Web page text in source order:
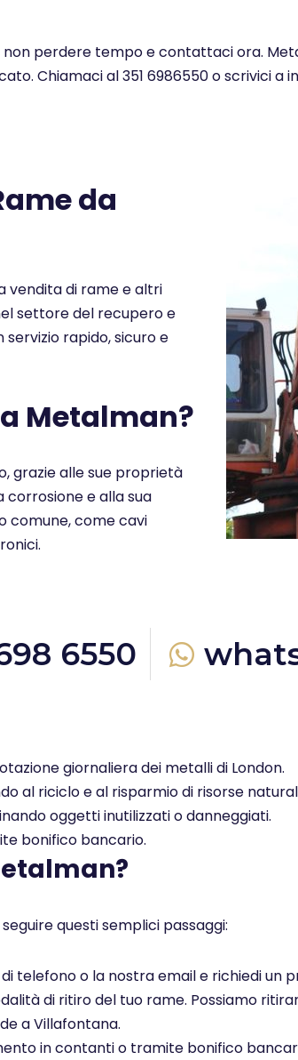
perdere tempo e contattaci ora.
Chiamaci al 351 6986550 o scrivici
da
vendita di rame e altri
settore del recupero e
rapido, sicuro e
Metalman?
grazie alle sue proprietà
e alla sua
comune, come cavi
6550
giornaliera dei metalli di London.
al riciclo e al risparmio di risorse
oggetti inutilizzati o danneggiati.
bonifico bancario.
questi semplici passaggi:
telefono o la nostra email e richiedi un
di ritiro del tuo rame. Possiamo
a Villafontana.
in contanti o tramite bonifico